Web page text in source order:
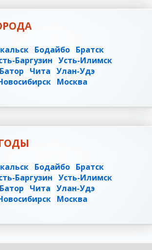
Бодайбо Братск
Баргузин Усть-Илимск
Чита Улан-Удэ
Москва
Бодайбо Братск
Баргузин Усть-Илимск
Чита Улан-Удэ
Москва